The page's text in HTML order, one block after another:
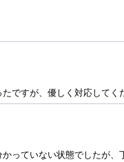
ですが、優しく対応してく
っていない状態でしたが、